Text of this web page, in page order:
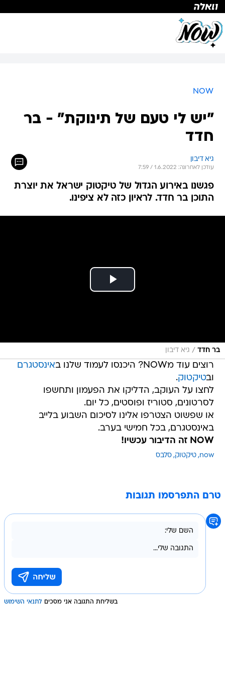
NOW
"יש לי טעם של תינוקת" - בר
חדד
גיא דיבון
עודכן לאחרונה: 1.6.2022 / 7:59
פגשנו באירוע הגדול של טיקטוק ישראל את יוצרת
התוכן בר חדד. לראיון כזה לא ציפינו.
בר חדד / גיא דיבון
רוצים עוד מNOW? היכנסו לעמוד שלנו ב
אינסטגרם
ובטיקטוק.
לחצו על העוקב, הדליקו את הפעמון ותחשפו
לסרטונים, סטוריז ופוסטים, כל יום.
או שפשוט הצטרפו אלינו לסיכום השבוע בלייב
באינסטגרם, בכל חמישי בערב.
NOW זה הדיבור עכשיו!
now טיקטוק סלבס
טרם התפרסמו תגובות
בשליחת התגובה אני מסכים לתנאי השימוש